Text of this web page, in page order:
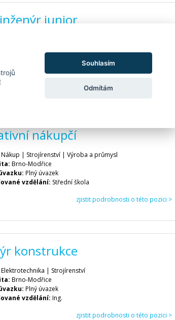
junior
vzdělání:Ing.
zjistit podrobnosti o této pozici >
nákupčí
Nákup | Strojírenství | Výroba a průmysl
Brno-Modřice
Plný úvazek
vzdělání: Střední škola
zjistit podrobnosti o této pozici >
konstrukce
Elektrotechnika | Strojírenství
Brno-Modřice
Plný úvazek
vzdělání: Ing.
zjistit podrobnosti o této pozici >
Souhlasím
Odmítám